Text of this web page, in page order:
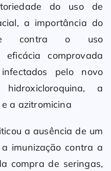
do uso de
a importância do
e contra o uso
eficácia comprovada
pelo novo
a
a azitromicina
a ausência de um
imunização contra a
compra de seringas,